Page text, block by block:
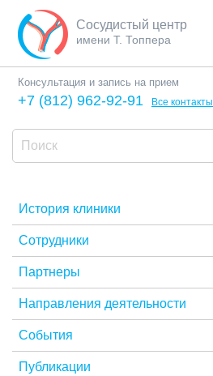
Сосудистый центр
имени Т. Топпера
Консультация и запись на прием
+7 (812) 962-92-91 Все контакты
История клиники
Сотрудники
Партнеры
Направления деятельности
События
Публикации